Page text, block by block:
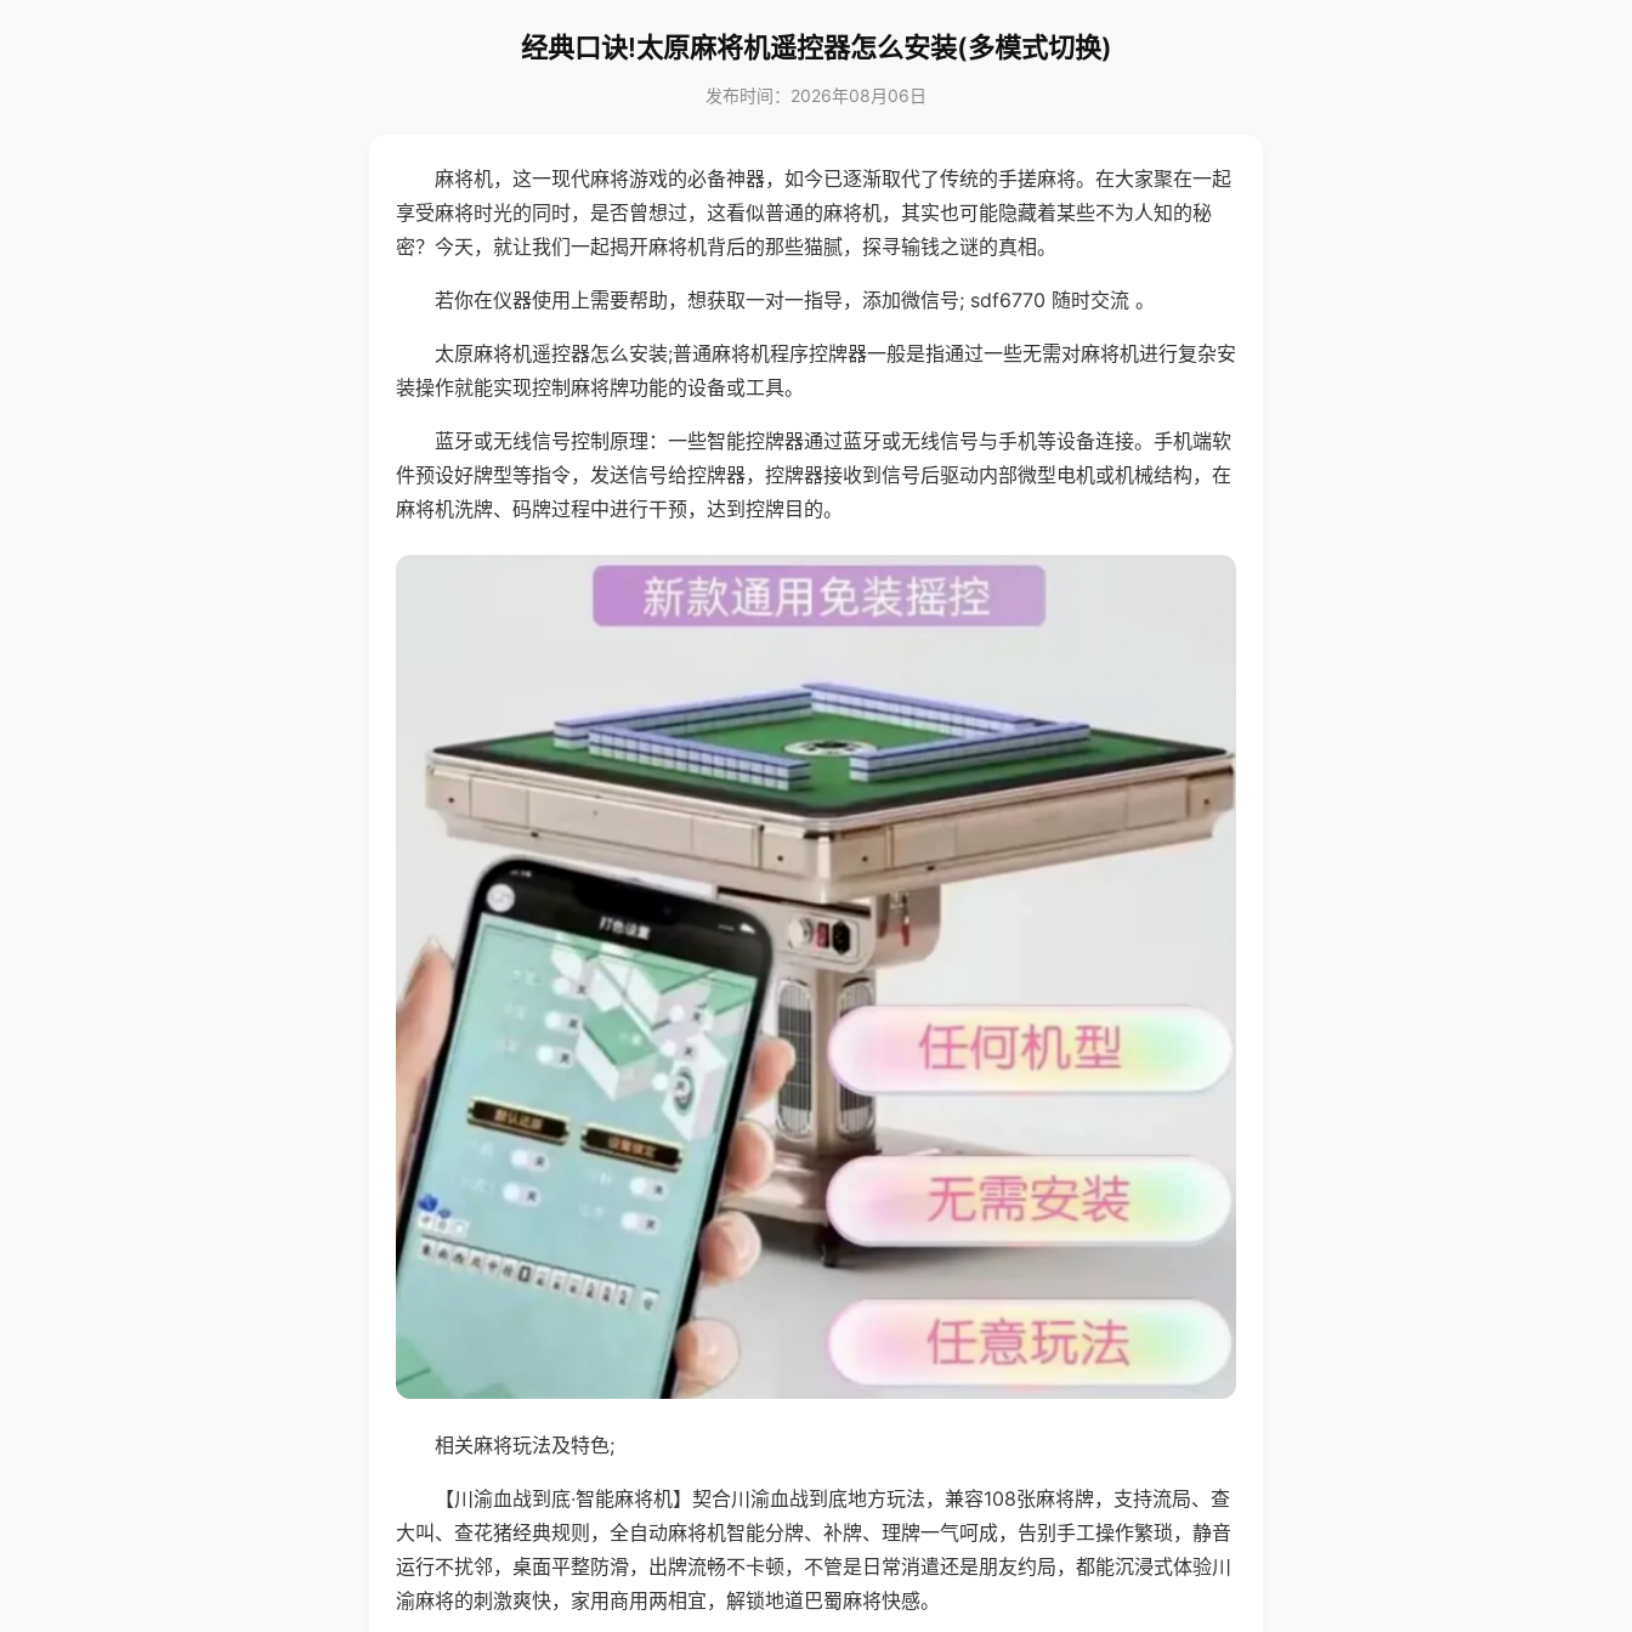
经典口诀!太原麻将机遥控器怎么安装(多模式切换)
发布时间：2026年08月06日
麻将机，这一现代麻将游戏的必备神器，如今已逐渐取代了传统的手搓麻将。在大家聚在一起
享受麻将时光的同时，是否曾想过，这看似普通的麻将机，其实也可能隐藏着某些不为人知的秘
密？今天，就让我们一起揭开麻将机背后的那些猫腻，探寻输钱之谜的真相。
若你在仪器使用上需要帮助，想获取一对一指导，添加微信号; sdf6770 随时交流 。
太原麻将机遥控器怎么安装;普通麻将机程序控牌器一般是指通过一些无需对麻将机进行复杂安
装操作就能实现控制麻将牌功能的设备或工具。
蓝牙或无线信号控制原理：一些智能控牌器通过蓝牙或无线信号与手机等设备连接。手机端软
件预设好牌型等指令，发送信号给控牌器，控牌器接收到信号后驱动内部微型电机或机械结构，在
麻将机洗牌、码牌过程中进行干预，达到控牌目的。
相关麻将玩法及特色;
【川渝血战到底·智能麻将机】契合川渝血战到底地方玩法，兼容108张麻将牌，支持流局、查
大叫、查花猪经典规则，全自动麻将机智能分牌、补牌、理牌一气呵成，告别手工操作繁琐，静音
运行不扰邻，桌面平整防滑，出牌流畅不卡顿，不管是日常消遣还是朋友约局，都能沉浸式体验川
渝麻将的刺激爽快，家用商用两相宜，解锁地道巴蜀麻将快感。